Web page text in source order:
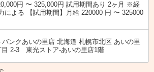
円 〜 325,000円 試用期間あり 2ヶ月 ※経
による 【試用期間】月給 220000 円 〜 325000
バンクあいの里店 北海道 札幌市北区 あいの里
目 2‐3 東光ストア‐あいの里店1階